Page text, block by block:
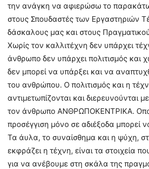
την ανάγκη να αφιερώσω το
στους Σπουδαστές των Εργαστηριών
δάσκαλους μας και στους
Χωρίς τον καλλιτέχνη δεν υπάρχει
άνθρωπο δεν υπάρχει πολιτισμός και
δεν μπορεί να υπάρξει και να
του ανθρώπου. Ο πολιτισμός και η
αντιμετωπίζονται και διερευνούνται
τον άνθρωπο ΑΝΘΡΩΠΟΚΕΝΤΡΙΚΑ.
προσέγγιση μόνο σε αδιέξοδα μπορεί
Τα άυλα, το συναίσθημα και η ψύχη,
εκφράζει η τέχνη, είναι τα στοιχεία
για να ανέβουμε στη σκάλα της